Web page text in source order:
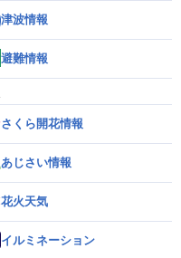
津波情報
避難情報
さくら開花情報
あじさい情報
花火天気
イルミネーション